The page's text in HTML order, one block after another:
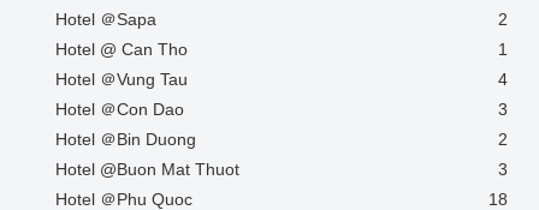
Hotel ＠Sapa
2
Hotel @ Can Tho
1
Hotel ＠Vung Tau
4
Hotel ＠Con Dao
3
Hotel ＠Bin Duong
2
Hotel @Buon Mat Thuot
3
Hotel ＠Phu Quoc
18